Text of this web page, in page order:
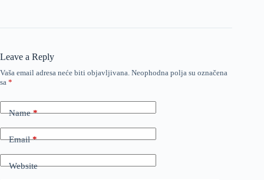
Leave a Reply
Vaša email adresa neće biti objavljivana. Neophodna polja su označena
sa *
Name*
Email*
Website